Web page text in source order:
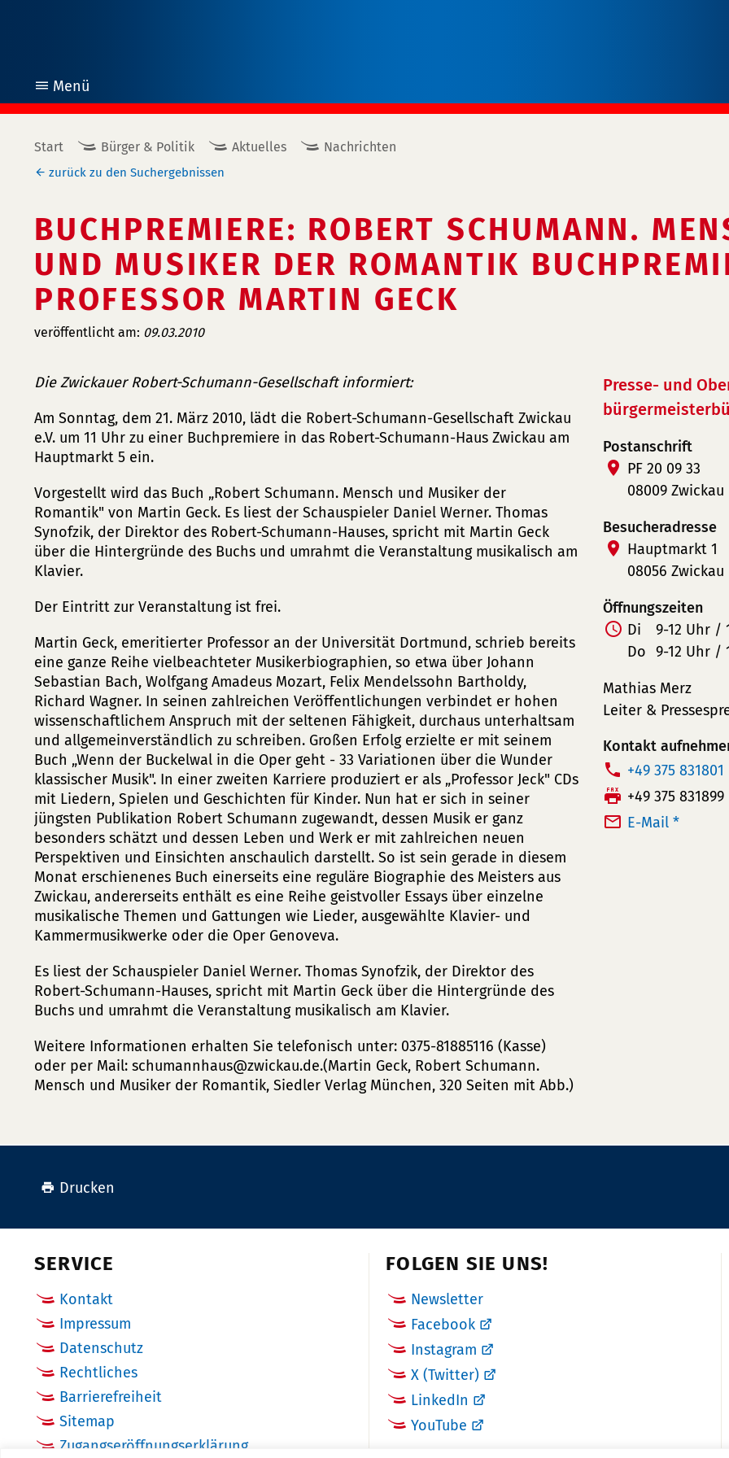
Menü
öffnen
Start Bürger & Politik Aktuelles Nachrichten
zurück zu den Suchergebnissen
BUCHPREMIERE: ROBERT SCHUMANN.
UND MUSIKER DER ROMANTIK
PROFESSOR MARTIN GECK
veröffentlicht am: 09.03.2010
Die Zwickauer Robert-Schumann-Gesellschaft informiert:
Am Sonntag, dem 21. März 2010, lädt die Robert-Schumann-Gesellschaft Zwickau
e.V. um 11 Uhr zu einer Buchpremiere in das Robert-Schumann-Haus Zwickau am
Hauptmarkt 5 ein.
Vorgestellt wird das Buch „Robert Schumann. Mensch und Musiker der
Romantik" von Martin Geck. Es liest der Schauspieler Daniel Werner. Thomas
Synofzik, der Direktor des Robert-Schumann-Hauses, spricht mit Martin Geck
über die Hintergründe des Buchs und umrahmt die Veranstaltung musikalisch am
Klavier.
Der Eintritt zur Veranstaltung ist frei.
Martin Geck, emeritierter Professor an der Universität Dortmund, schrieb bereits
eine ganze Reihe vielbeachteter Musikerbiographien, so etwa über Johann
Sebastian Bach, Wolfgang Amadeus Mozart, Felix Mendelssohn Bartholdy,
Richard Wagner. In seinen zahlreichen Veröffentlichungen verbindet er hohen
wissenschaftlichem Anspruch mit der seltenen Fähigkeit, durchaus unterhaltsam
und allgemeinverständlich zu schreiben. Großen Erfolg erzielte er mit seinem
Buch „Wenn der Buckelwal in die Oper geht - 33 Variationen über die Wunder
klassischer Musik". In einer zweiten Karriere produziert er als „Professor Jeck" CDs
mit Liedern, Spielen und Geschichten für Kinder. Nun hat er sich in seiner
jüngsten Publikation Robert Schumann zugewandt, dessen Musik er ganz
besonders schätzt und dessen Leben und Werk er mit zahlreichen neuen
Perspektiven und Einsichten anschaulich darstellt. So ist sein gerade in diesem
Monat erschienenes Buch einerseits eine reguläre Biographie des Meisters aus
Zwickau, andererseits enthält es eine Reihe geistvoller Essays über einzelne
musikalische Themen und Gattungen wie Lieder, ausgewählte Klavier- und
Kammermusikwerke oder die Oper Genoveva.
Es liest der Schauspieler Daniel Werner. Thomas Synofzik, der Direktor des
Robert-Schumann-Hauses, spricht mit Martin Geck über die Hintergründe des
Buchs und umrahmt die Veranstaltung musikalisch am Klavier.
Weitere Informationen erhalten Sie telefonisch unter: 0375-81885116 (Kasse)
oder per Mail: schumannhaus zwickau de.(Martin Geck, Robert Schumann.
Mensch und Musiker der Romantik, Siedler Verlag München, 320 Seiten mit Abb.)
Presse- und
Postanschrift
PF 20 09 33
08009 Zwickau
Besucheradresse
Hauptmarkt 1
08056 Zwickau
Öffnungszeiten
Di
9-12 Uhr /
Do 9-12 Uhr /
Mathias Merz
Leiter &
Kontakt
T
e
l
+49 375 831801
F
a
+49 375 831899
E-Mail *
Drucken
SERVICE
Kontakt
Impressum
Datenschutz
Rechtliches
Barrierefreiheit
Sitemap
Zugangseröffnungserklärung
FOLGEN SIE UNS!
Newsletter
Facebook
Instagram
X (Twitter)
LinkedIn
YouTube